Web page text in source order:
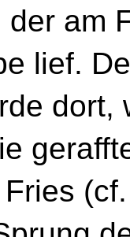
der am
lief.
dort,